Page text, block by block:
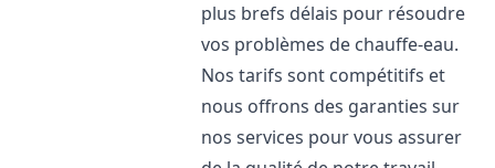
plus brefs délais pour résoudre
vos problèmes de chauffe-eau.
Nos tarifs sont compétitifs et
nous offrons des garanties sur
nos services pour vous assurer